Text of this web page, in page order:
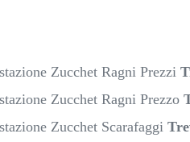
Zucchet Ragni Prezzi
Zucchet Ragni Prezzo
Zucchet Scarafaggi